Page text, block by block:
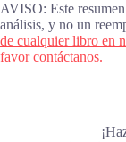
AVISO: Este
análisis, y no un
de cualquier libro en
favor contáctanos.